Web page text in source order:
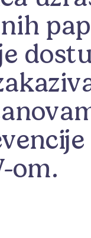
om.